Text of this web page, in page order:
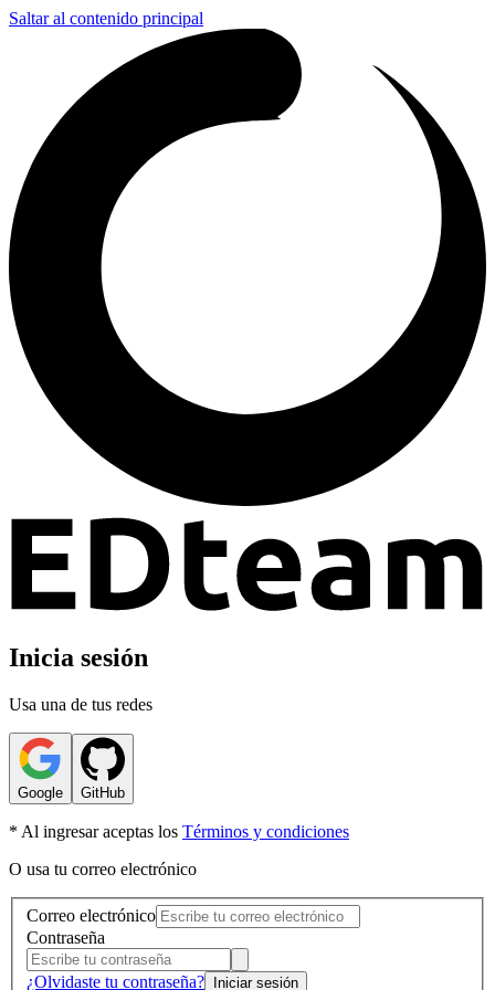
Saltar al contenido principal
Inicia sesión
Usa una de tus redes
Google GitHub
* Al ingresar aceptas los Términos y condiciones
O usa tu correo electrónico
Correo electrónico
Contraseña
¿Olvidaste tu contraseña? Iniciar sesión